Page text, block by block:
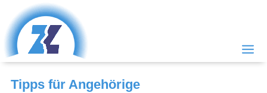
Tipps für Angehörige